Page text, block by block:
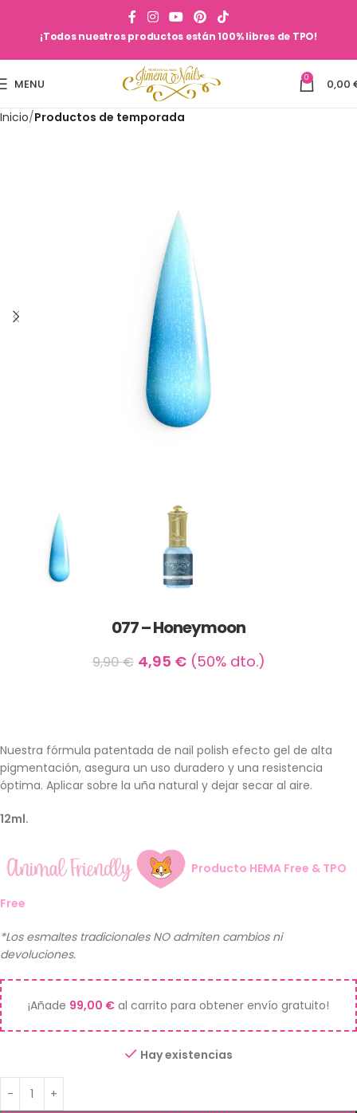
¡Todos nuestros productos están 100% libres de TPO!
MENU 0 0,00
Inicio Productos de temporada
077 – Honeymoon
9,90€ 4,95 €(50% dto.)
Nuestra fórmula patentada de nail polish efecto gel de alta
pigmentación, asegura un uso duradero y una resistencia
óptima. Aplicar sobre la uña natural y dejar secar al aire.
12ml.
Producto HEMA Free & TPO
Free
*Los esmaltes tradicionales NO admiten cambios ni
devoluciones.
¡Añade 99,00 € al carrito para obtener envío gratuito!
Hay existencias